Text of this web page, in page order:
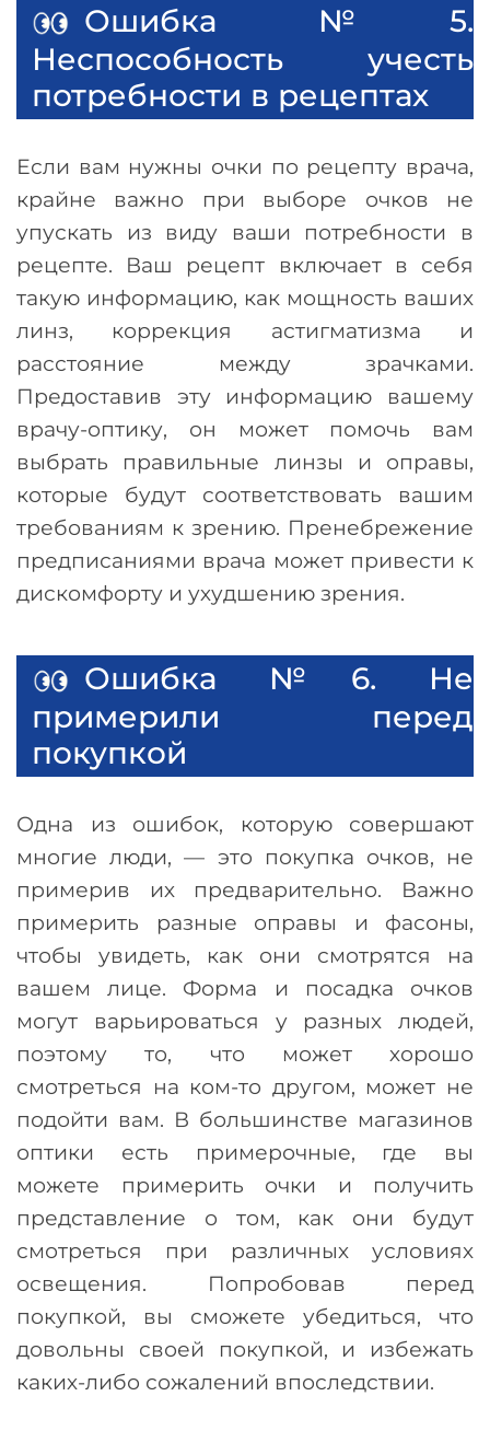
Ошибка №5.
Неспособность учесть
потребности в рецептах
Если вам нужны очки по рецепту врача,
крайне важно при выборе очков не
упускать из виду ваши потребности в
рецепте. Ваш рецепт включает в себя
такую информацию, как мощность ваших
линз, коррекция астигматизма и
расстояние между зрачками.
Предоставив эту информацию вашему
врачу-оптику, он может помочь вам
выбрать правильные линзы и оправы,
которые будут соответствовать вашим
требованиям к зрению. Пренебрежение
предписаниями врача может привести к
дискомфорту и ухудшению зрения.
Ошибка №6. Не
примерили перед
покупкой
Одна из ошибок, которую совершают
многие люди,— это покупка очков, не
примерив их предварительно. Важно
примерить разные оправы и фасоны,
чтобы увидеть, как они смотрятся на
вашем лице. Форма и посадка очков
могут варьироваться у разных людей,
поэтому то, что может хорошо
смотреться на ком-то другом, может не
подойти вам. В большинстве магазинов
оптики есть примерочные, где вы
можете примерить очки и получить
представление о том, как они будут
смотреться при различных условиях
освещения. Попробовав перед
покупкой, вы сможете убедиться, что
довольны своей покупкой, и избежать
каких-либо сожалений впоследствии.